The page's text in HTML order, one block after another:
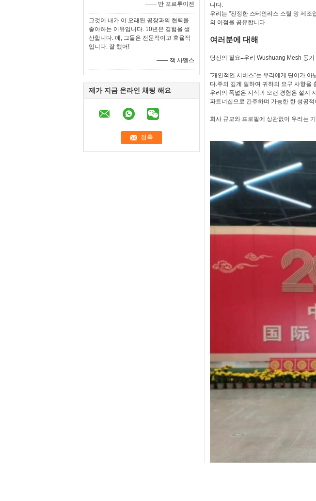
—— 반 포르투이젠
그것이 내가 이 오래된 공장과의 협력을
좋아하는 이유입니다. 10년은 경험을 생
산합니다. 예, 그들은 전문적이고 효율적
입니다. 잘 했어!
—— 잭 사멜스
제가 지금 온라인 채팅 해요
니다.
우리는 "진정한 스테인리스 스틸 망 제조
의 이점을 공유합니다.
여러분에 대해
당신의 필요=우리 Wushuang Mesh 동기
"개인적인 서비스"는 우리에게 단어가 아
다.주의 깊게 일하여 귀하의 요구 사항을
우리의 폭넓은 지식과 오랜 경험은 설계
파트너십으로 간주하며 가능한 한 성공
회사 규모와 프로필에 상관없이 우리는